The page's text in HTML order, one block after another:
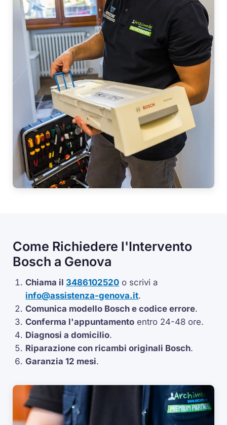
Come Richiedere l'Intervento
Bosch a Genova
Chiama il 3486102520 o scrivi a
info@assistenza-genova.it.
Comunica modello Bosch e codice errore.
Conferma l'appuntamento entro 24-48 ore.
Diagnosi a domicilio.
Riparazione con ricambi originali Bosch.
Garanzia 12 mesi.